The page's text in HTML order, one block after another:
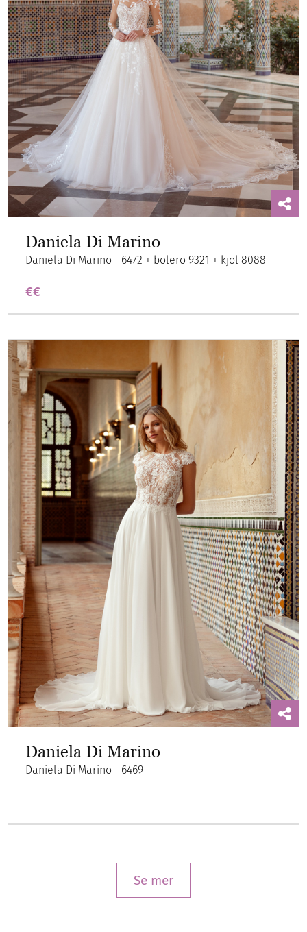
Daniela Di Marino
Daniela Di Marino - 6472 + bolero 9321 + kjol 8088
€€
Daniela Di Marino
Daniela Di Marino - 6469
Se mer